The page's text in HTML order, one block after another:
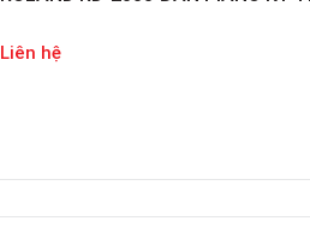
Liên hệ